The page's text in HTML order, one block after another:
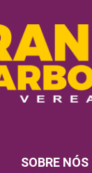
SOBRE NÓS